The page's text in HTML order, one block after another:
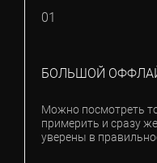
01
БОЛЬШОЙ
Можно посмотреть
примерить и сразу
уверены в